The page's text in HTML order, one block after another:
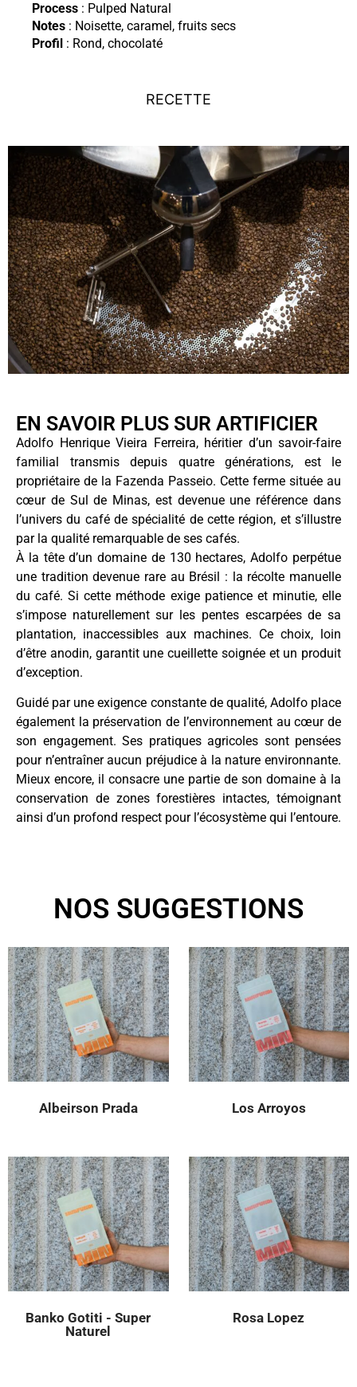
RECETTE
Process : Pulped Natural
Notes : Noisette, caramel, fruits secs
Profil : Rond, chocolaté
EN SAVOIR PLUS SUR ARTIFICIER
Adolfo Henrique Vieira Ferreira, héritier d’un savoir-faire
familial transmis depuis quatre générations, est le
propriétaire de la Fazenda Passeio. Cette ferme située au
cœur de Sul de Minas, est devenue une référence dans
l’univers du café de spécialité de cette région, et s’illustre
par la qualité remarquable de ses cafés.
À la tête d’un domaine de 130 hectares, Adolfo perpétue
une tradition devenue rare au Brésil : la récolte manuelle
du café. Si cette méthode exige patience et minutie, elle
s’impose naturellement sur les pentes escarpées de sa
plantation, inaccessibles aux machines. Ce choix, loin
d’être anodin, garantit une cueillette soignée et un produit
d’exception.
Guidé par une exigence constante de qualité, Adolfo place
également la préservation de l’environnement au cœur de
son engagement. Ses pratiques agricoles sont pensées
pour n’entraîner aucun préjudice à la nature environnante.
Mieux encore, il consacre une partie de son domaine à la
conservation de zones forestières intactes, témoignant
ainsi d’un profond respect pour l’écosystème qui l’entoure.
NOS SUGGESTIONS
Albeirson Prada Los Arroyos
Banko Gotiti - Super
Naturel
Rosa Lopez